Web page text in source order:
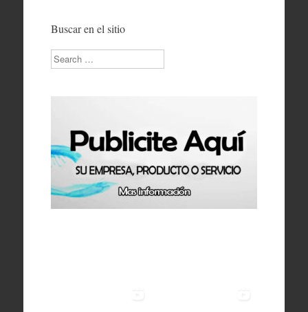
Buscar en el sitio
Search